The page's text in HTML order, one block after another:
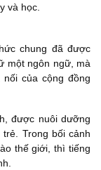
và học.
chung đã được
một ngôn ngữ, mà
của cộng đồng
được nuôi dưỡng
Trong bối cảnh
thế giới, thì tiếng